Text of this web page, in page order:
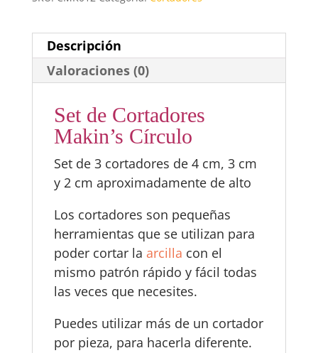
Descripción
Valoraciones (0)
Set de Cortadores
Makin’s Círculo
Set de 3 cortadores de 4 cm, 3 cm
y 2 cm aproximadamente de alto
Los cortadores son pequeñas
herramientas que se utilizan para
poder cortar la arcilla con el
mismo patrón rápido y fácil todas
las veces que necesites.
Puedes utilizar más de un cortador
por pieza, para hacerla diferente.